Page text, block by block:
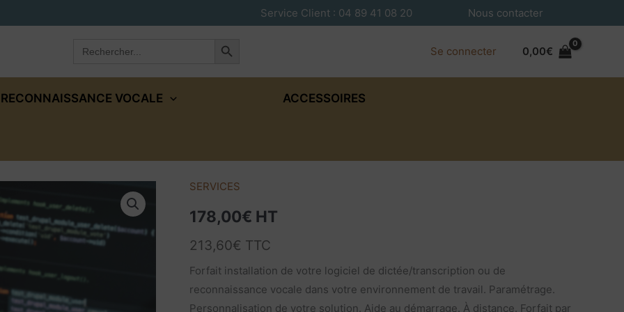
Service Client : 04 89 41 08 20 Nous contacter
for:
Se connecter
0,00€
RECONNAISSANCE VOCALE ACCESSOIRES
SERVICES
178,00€ HT
213,60€ TTC
Forfait installation de votre logiciel de dictée/transcription ou de
reconnaissance vocale dans votre environnement de travail. Paramétrage.
Personnalisation de votre solution. Aide au démarrage. À distance. Forfait par
quantité
de
Forfait
|
Installation
Paramétrage